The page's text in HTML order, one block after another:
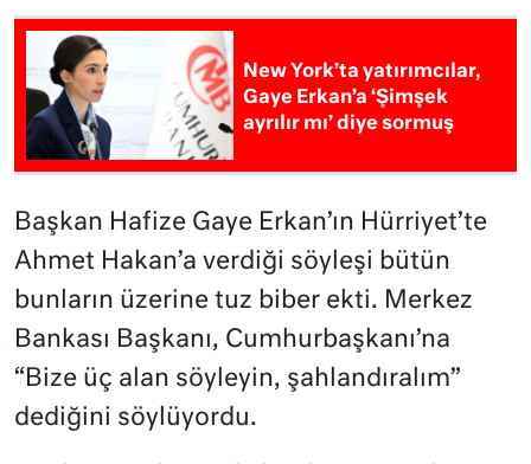
New York’ta yatırımcılar,
Gaye Erkan’a ‘Şimşek
ayrılır mı’ diye sormuş
Başkan Hafize Gaye Erkan’ın Hürriyet’te
Ahmet Hakan’a verdiği söyleşi bütün
bunların üzerine tuz biber ekti. Merkez
Bankası Başkanı, Cumhurbaşkanı’na
“Bize üç alan söyleyin, şahlandıralım”
dediğini söylüyordu.